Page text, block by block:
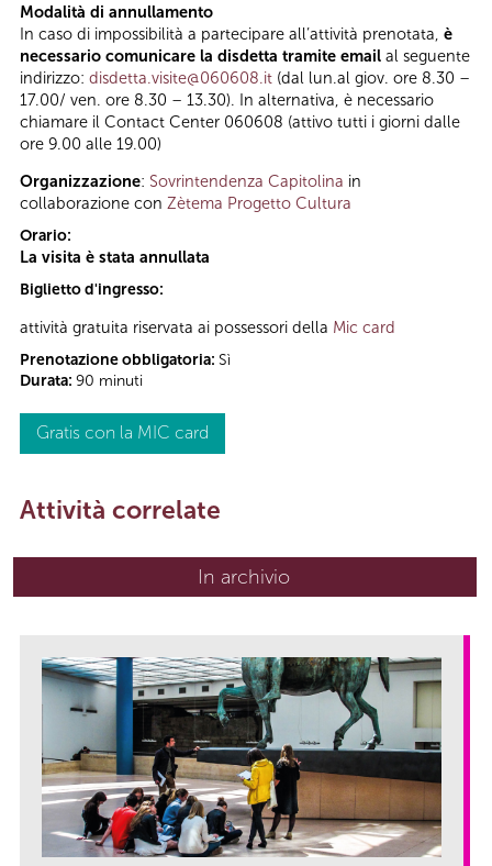
Modalità di annullamento
In caso di impossibilità a partecipare all’attività prenotata, è
necessario comunicare la disdetta tramite email al seguente
indirizzo: disdetta.visite@060608.it (dal lun.al giov. ore 8.30 –
17.00/ ven. ore 8.30 – 13.30). In alternativa, è necessario
chiamare il Contact Center 060608 (attivo tutti i giorni dalle
ore 9.00 alle 19.00)
Organizzazione: Sovrintendenza Capitolina in
collaborazione con Zètema Progetto Cultura
Orario:
La visita è stata annullata
Biglietto d'ingresso:
attività gratuita riservata ai possessori della Mic card
Prenotazione obbligatoria: Sì
Durata: 90 minuti
Gratis con la MIC card
Attività correlate
In archivio